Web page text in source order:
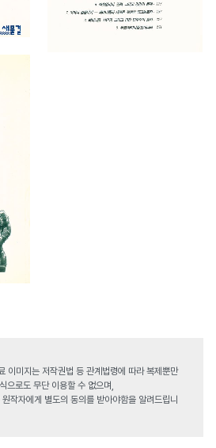
이미지는 저작권법 등 관계법령에 따라 복제뿐만
으로도 무단 이용할 수 없으며,
작자에게 별도의 동의를 받아야함을 알려드립니